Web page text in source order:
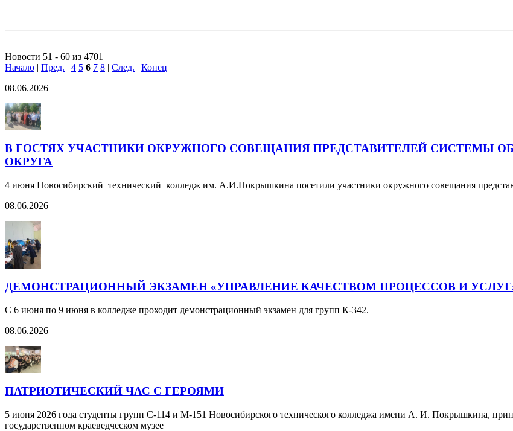
Новости 51 - 60 из 4701
Начало | Пред. | 4 5 6 7 8 | След. | Конец
08.06.2026
В ГОСТЯХ УЧАСТНИКИ ОКРУЖНОГО СОВЕЩАНИЯ ПРЕДСТАВИТЕЛЕЙ СИСТЕМЫ
ОКРУГА
4 июня Новосибирский технический колледж им. А.И.Покрышкина посетили участники окружного совещания
08.06.2026
ДЕМОНСТРАЦИОННЫЙ ЭКЗАМЕН «УПРАВЛЕНИЕ КАЧЕСТВОМ ПРОЦЕССОВ И УСЛУГ»
С 6 июня по 9 июня в колледже проходит демонстрационный экзамен для групп К-342.
08.06.2026
ПАТРИОТИЧЕСКИЙ ЧАС С ГЕРОЯМИ
5 июня 2026 года студенты групп С-114 и М-151 Новосибирского технического колледжа имени А. И. Покрышкина,
государственном краеведческом музее